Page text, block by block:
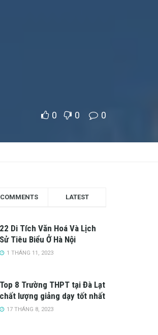
0 0 0
COMMENTS LATEST
22 Di Tích Văn Hoá Và Lịch
Sử Tiêu Biểu Ở Hà Nội
1 THÁNG 11, 2023
Top 8 Trường THPT tại Đà Lạt
chất lượng giảng dạy tốt nhất
17 THÁNG 8, 2023